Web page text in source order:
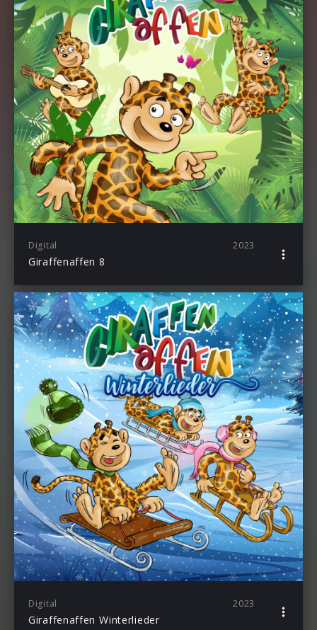
Digital 2023
Giraffenaffen 8
Digital 2023
Giraffenaffen Winterlieder